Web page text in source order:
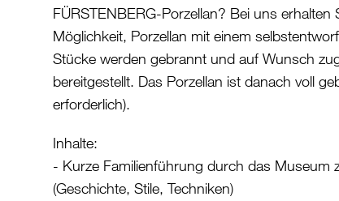
FÜRSTENBERG-Porzellan? Bei uns erhalten
Möglichkeit, Porzellan mit einem
Stücke werden gebrannt und auf Wunsch
bereitgestellt. Das Porzellan ist danach voll
erforderlich).
Inhalte:
- Kurze Familienführung durch das Museum
(Geschichte, Stile, Techniken)